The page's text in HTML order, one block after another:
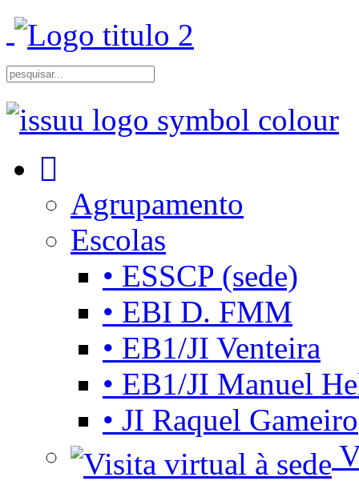
Agrupamento
Escolas
• ESSCP (sede)
• EBI D. FMM
• EB1/JI Venteira
• EB1/JI Manuel
• JI Raquel Gameiro